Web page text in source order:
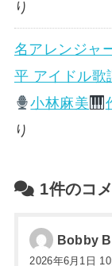
り
名アレンジャ
平 アイドル歌
小林麻美
り
1件のコ
Bobby
2026年6月1日